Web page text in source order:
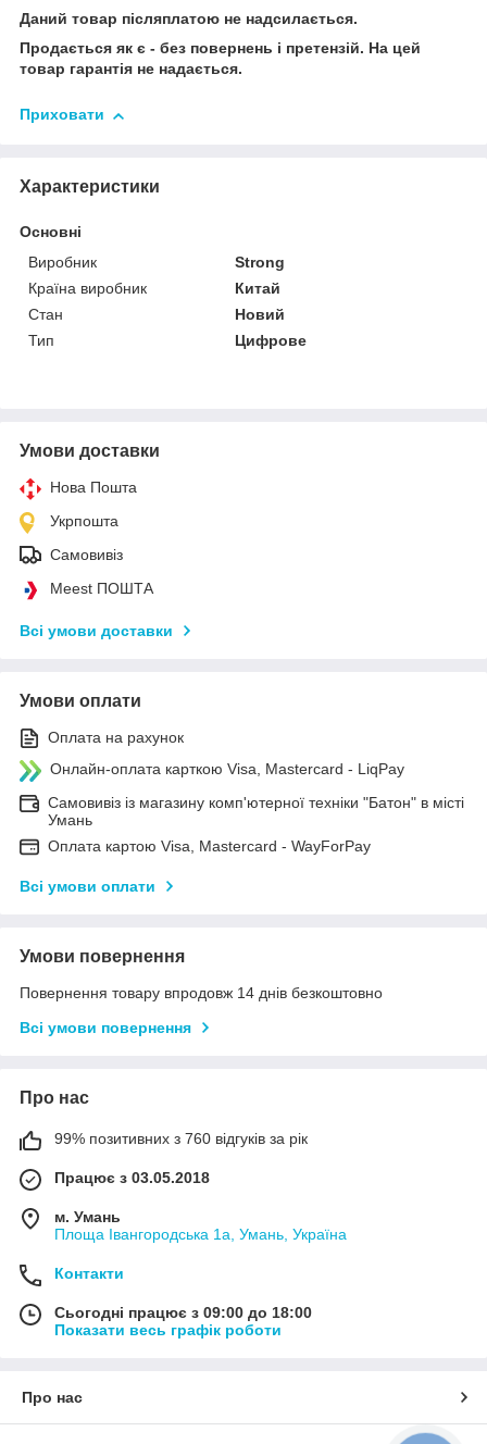
Даний товар післяплатою не надсилається.
Продається як є - без повернень і претензій. На цей
товар гарантія не надається.
Приховати
Характеристики
Основні
Виробник
Strong
Країна виробник
Китай
Стан
Новий
Тип
Цифрове
Умови доставки
Нова Пошта
Укрпошта
Самовивіз
Meest ПОШТА
Всі умови доставки
Умови оплати
Оплата на рахунок
Онлайн-оплата карткою Visa, Mastercard - LiqPay
Самовивіз із магазину комп'ютерної техніки "Батон" в місті
Умань
Оплата картою Visa, Mastercard - WayForPay
Всі умови оплати
Умови повернення
Повернення товару впродовж 14 днів безкоштовно
Всі умови повернення
Про нас
99% позитивних з 760 відгуків за рік
Працює з 03.05.2018
м. Умань
Площа Івангородська 1а, Умань, Україна
Контакти
Сьогодні працює з 09:00 до 18:00
Показати весь графік роботи
Про нас